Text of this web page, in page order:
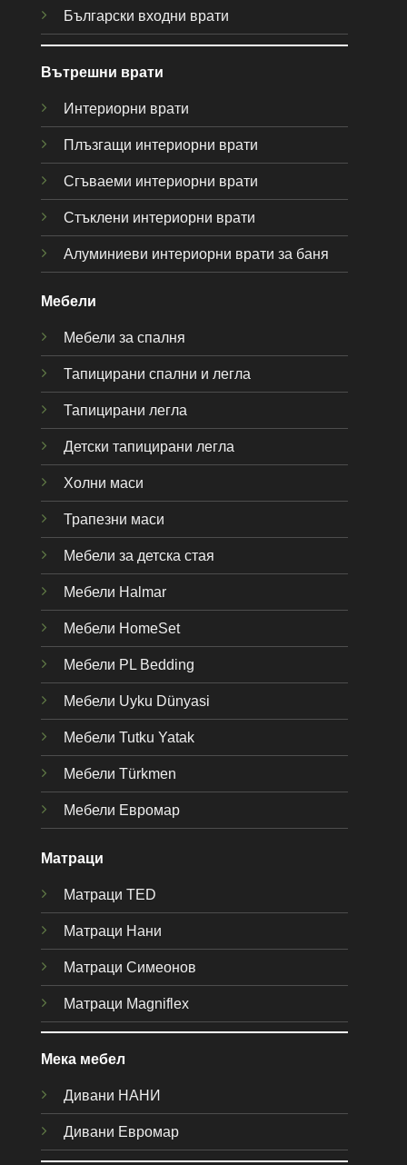
Български входни врати
Вътрешни врати
Интериорни врати
Плъзгащи интериорни врати
Сгъваеми интериорни врати
Стъклени интериорни врати
Алуминиеви интериорни врати за баня
Мебели
Мебели за спалня
Тапицирани спални и легла
Тапицирани легла
Детски тапицирани легла
Холни маси
Трапезни маси
Мебели за детска стая
Мебели Halmar
Мебели HomeSet
Мебели PL Bedding
Мебели Uyku Dünyasi
Мебели Tutku Yatak
Мебели Türkmen
Мебели Евромар
Матраци
Матраци TED
Матраци Нани
Матраци Симеонов
Матраци Magniflex
Мека мебел
Дивани НАНИ
Дивани Евромар